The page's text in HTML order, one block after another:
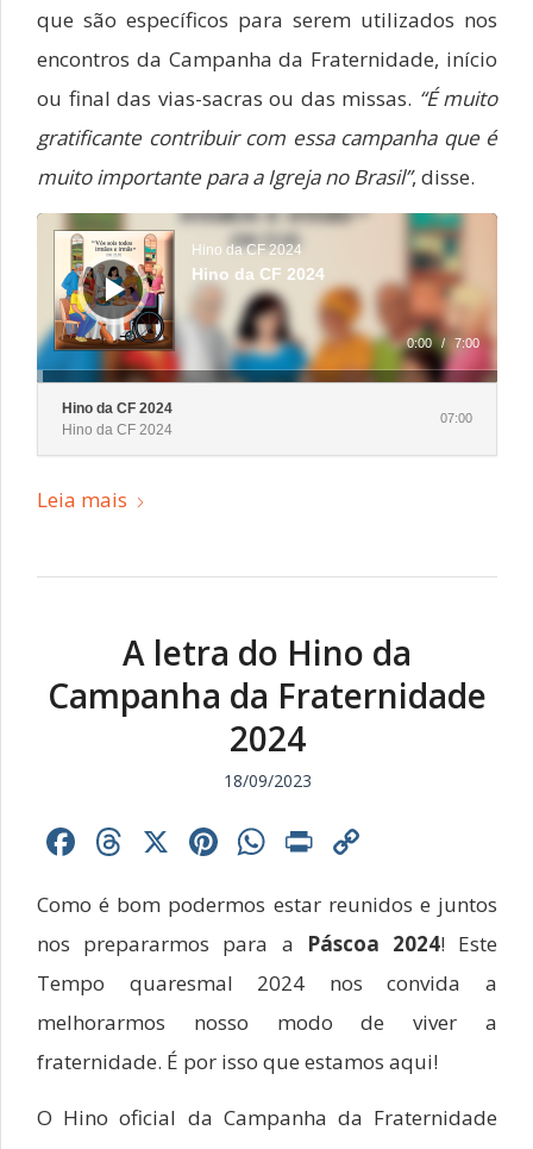
que são específicos para serem utilizados nos
encontros da Campanha da Fraternidade, início
ou final das vias-sacras ou das missas. “É muito
gratificante contribuir com essa campanha que é
muito importante para a Igreja no Brasil”, disse.
Hino da CF 2024
Hino da CF 2024
0:00 / 7:00
Hino da CF 2024
Hino da CF 2024
07:00
Leia mais
A letra do Hino da
Campanha da Fraternidade
2024
18/09/2023
Facebook
Threads
X Pinterest
WhatsApp
Print
Como é bom podermos estar reunidos e juntos
nos prepararmos para a
Páscoa 2024! Este
Tempo quaresmal 2024 nos convida a
melhorarmos nosso modo de viver a
fraternidade. É por isso que estamos aqui!
O Hino oficial da Campanha da Fraternidade